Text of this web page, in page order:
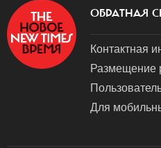
ОБРАТНАЯ
Контактная
Размещение
Для